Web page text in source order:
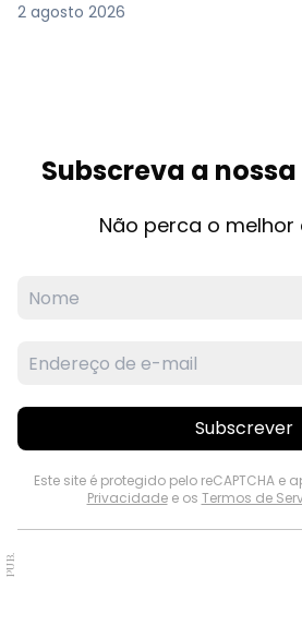
2 agosto 2026
Subscreva a
Não perca o melhor
Subscrever
Este site é protegido pelo reCAPTCHA e
Privacidadee os Termos de
PUB.